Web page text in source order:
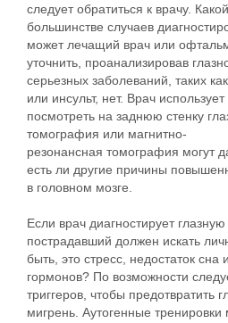
следует обратиться к врачу.
большинстве случаев
может лечащий врач или
уточнить, проанализировав
серьезных заболеваний, таких
или инсульт, нет. Врач
посмотреть на заднюю стенку
томография или магнитно-
резонансная томография могут
есть ли другие причины
в головном мозге.
Если врач диагностирует
пострадавший должен искать
быть, это стресс, недостаток сна
гормонов? По возможности
триггеров, чтобы предотвратить
мигрень. Аутогенные тренировки